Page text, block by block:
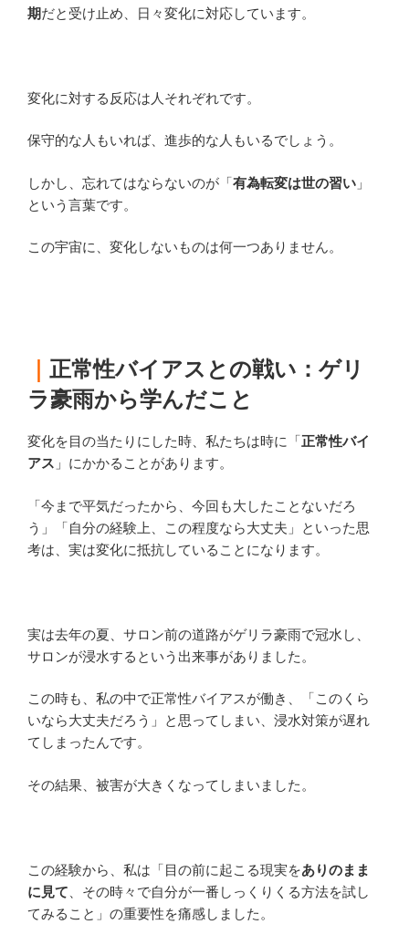
期だと受け止め、日々変化に対応しています。
変化に対する反応は人それぞれです。
保守的な人もいれば、進歩的な人もいるでしょう。
しかし、忘れてはならないのが「有為転変は世の習い 」
という言葉です。
この宇宙に、変化しないものは何一つありません。
正常性バイアスとの戦い：ゲリ
ラ豪雨から学んだこと
変化を目の当たりにした時、私たちは時に「正常性バイ
アス 」にかかることがあります。
「今まで平気だったから、今回も大したことないだろ
う」「自分の経験上、この程度なら大丈夫」といった思
考は、実は変化に抵抗していることになります。
実は去年の夏、サロン前の道路がゲリラ豪雨で冠水し、
サロンが浸水するという出来事がありました。
この時も、私の中で正常性バイアスが働き、「このくら
いなら大丈夫だろう」と思ってしまい、浸水対策が遅れ
てしまったんです。
その結果、被害が大きくなってしまいました。
この経験から、私は「目の前に起こる現実をありのまま
に見て 、その時々で自分が一番しっくりくる方法を試し
てみること」の重要性を痛感しました。